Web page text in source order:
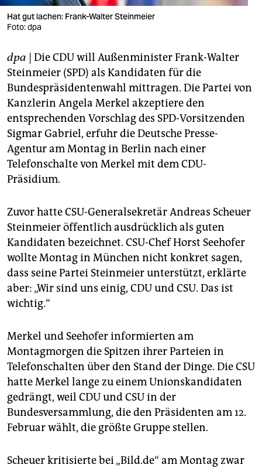
verlag
veranstaltungen
shop
fragen & hilfe
unterstützen
abo
genossenschaft
epaper login
Hat gut lachen: Frank-Walter Steinmeier
Foto: dpa
dpa | Die CDU will Außenminister Frank-Walter
Steinmeier (SPD) als Kandidaten für die
Bundespräsidentenwahl mittragen. Die Partei von
Kanzlerin Angela Merkel akzeptiere den
entsprechenden Vorschlag des SPD-Vorsitzenden
Sigmar Gabriel, erfuhr die Deutsche Presse-
Agentur am Montag in Berlin nach einer
Telefonschalte von Merkel mit dem CDU-
Präsidium.
Zuvor hatte CSU-Generalsekretär Andreas Scheuer
Steinmeier öffentlich ausdrücklich als guten
Kandidaten bezeichnet. CSU-Chef Horst Seehofer
wollte Montag in München nicht konkret sagen,
dass seine Partei Steinmeier unterstützt, erklärte
aber: „Wir sind uns einig, CDU und CSU. Das ist
wichtig.“
Merkel und Seehofer informierten am
Montagmorgen die Spitzen ihrer Parteien in
Telefonschalten über den Stand der Dinge. Die CSU
hatte Merkel lange zu einem Unionskandidaten
gedrängt, weil CDU und CSU in der
Bundesversammlung, die den Präsidenten am 12.
Februar wählt, die größte Gruppe stellen.
Scheuer kritisierte bei „Bild.de“ am Montag zwar